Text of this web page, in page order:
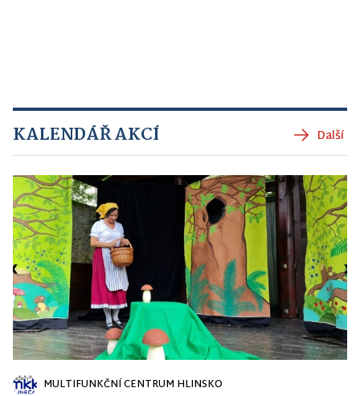
KALENDÁŘ AKCÍ Další
MULTIFUNKČNÍ CENTRUM HLINSKO